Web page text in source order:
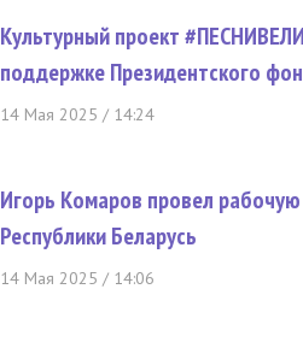
Культурный проект
поддержке Президентского
14 Мая 2025 / 14:24
Игорь Комаров провел
Республики Беларусь
14 Мая 2025 / 14:06